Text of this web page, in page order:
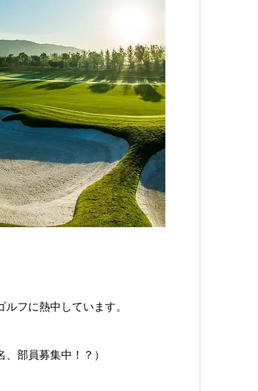
フに熱中しています。
部員募集中！？）